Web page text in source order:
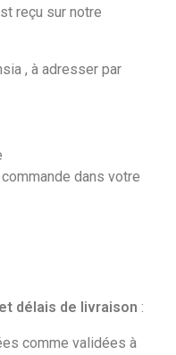
reçu sur notre
, à adresser par
dans votre
délais de livraison :
comme validées à